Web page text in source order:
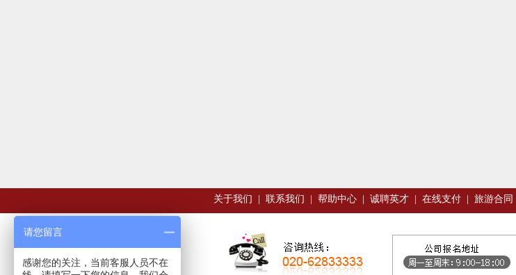
关于我们 联系我们 帮助中心 诚聘英才 在线支付 旅游合同
请您留言
感谢您的关注，当前客服人员不在